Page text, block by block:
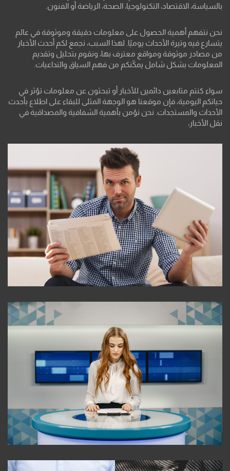
بالسياسة، الاقتصاد، التكنولوجيا، الصحة، الرياضة أو الفنون.
نحن نتفهم أهمية الحصول على معلومات دقيقة وموثوقة في عالم
يتسارع فيه وتيرة الأحداث يوميًا. لهذا السبب، نجمع لكم أحدث الأخبار
من مصادر موثوقة ومواقع معترف بها، ونقوم بتحليل وتقديم
المعلومات بشكل شامل يمكّنكم من فهم السياق والتداعيات.
سواء كنتم متابعين دائمين للأخبار أو تبحثون عن معلومات تؤثر في
حياتكم اليومية، فإن موقعنا هو الوجهة المثلى للبقاء على اطلاع بأحدث
الأحداث والمستجدات. نحن نؤمن بأهمية الشفافية والمصداقية في
نقل الأخبار،